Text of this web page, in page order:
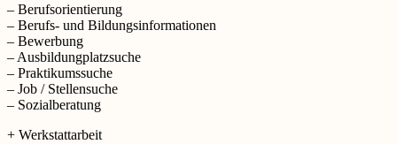
– Berufsorientierung
– Berufs- und Bildungsinformationen
– Bewerbung
– Ausbildungplatzsuche
– Praktikumssuche
– Job / Stellensuche
– Sozialberatung
+ Werkstattarbeit